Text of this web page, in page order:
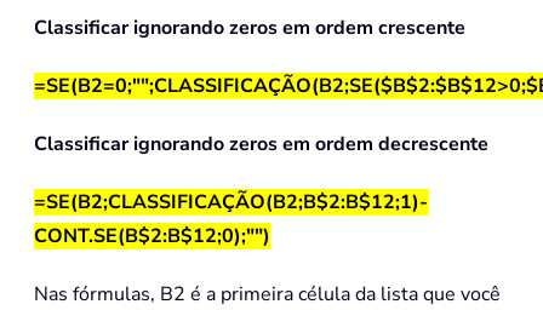
Classificar ignorando zeros em ordem crescente
Classificar ignorando zeros em ordem decrescente
=SE(B2;CLASSIFICAÇÃO(B2;B$2:B$12;1)-
CONT.SE(B$2:B$12;0);"")
Nas fórmulas, B2 é a primeira célula da lista que você